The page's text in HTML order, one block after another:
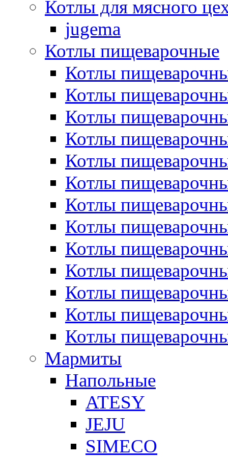
Котлы для мясного
jugema
Котлы пищеварочные
Котлы
Котлы
Котлы
Котлы
Котлы
Котлы
Котлы
Котлы
Котлы
Котлы
Котлы
Котлы
Котлы
Мармиты
Напольные
ATESY
JEJU
SIMECO